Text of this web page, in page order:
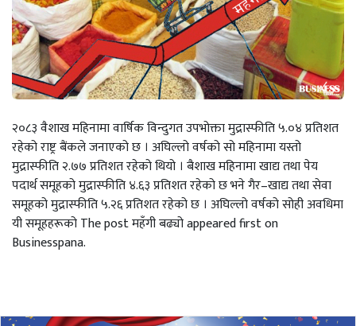
२०८३ वैशाख महिनामा वार्षिक विन्दुगत उपभोक्ता मुद्रास्फीति ५.०४ प्रतिशत
रहेको राष्ट्र बैंकले जनाएको छ । अघिल्लो वर्षको सो महिनामा यस्तो
मुद्रास्फीति २.७७ प्रतिशत रहेको थियो । बैशाख महिनामा खाद्य तथा पेय
पदार्थ समूहको मुद्रास्फीति ४.६३ प्रतिशत रहेको छ भने गैर–खाद्य तथा सेवा
समूहको मुद्रास्फीति ५.२६ प्रतिशत रहेको छ । अघिल्लो वर्षको सोही अवधिमा
यी समूहहरूको The post महँगी बढ्यो appeared first on
Businesspana.